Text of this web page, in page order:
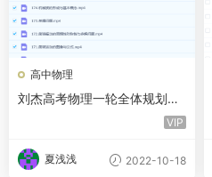
高中物理
刘杰高考物理一轮全体规划学
习卡（知识视频） 更新180讲
VIP
夏浅浅 2022-10-18